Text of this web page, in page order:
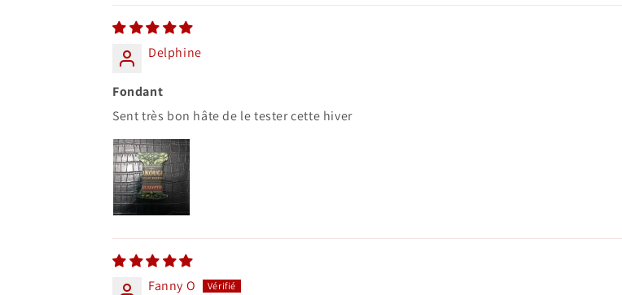
Delphine
Fondant
Sent très bon hâte de le tester cette hiver
Fanny O